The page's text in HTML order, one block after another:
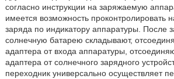
согласно инструкции на заряжаемую
имеется возможность проконтролировать
заряда по индикатору аппаратуры. После
солнечную батарею складывают,
адаптера от входа аппаратуры,
адаптера от солнечного зарядного
переходник универсально осуществляет